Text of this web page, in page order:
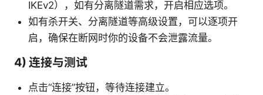
IKEv2），如有分离隧道需求，开启相应选项。
如有杀开关、分离隧道等高级设置，可以逐项开
启，确保在断网时你的设备不会泄露流量。
4) 连接与测试
点击“连接”按钮，等待连接建立。